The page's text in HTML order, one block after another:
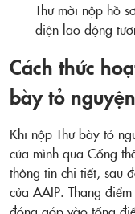
Thư mời nộp hồ
diện lao động
Cách thức
bày tỏ
Khi nộp Thư bày tỏ
của mình qua Cổng
thông tin chi tiết, sau
của AAIP. Thang